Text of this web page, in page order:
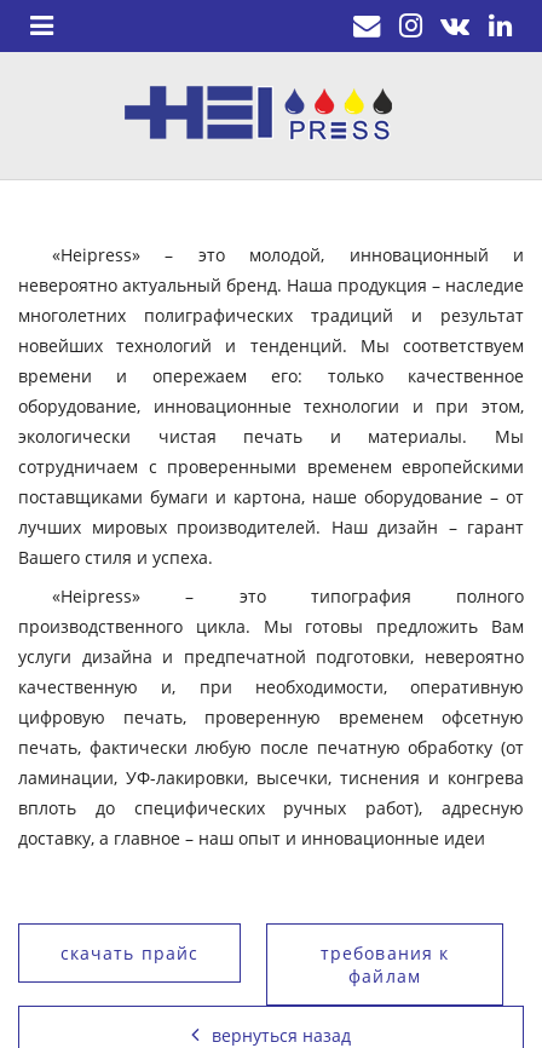
«Heipress» – это молодой, инновационный и
невероятно актуальный бренд. Наша продукция – наследие
многолетних полиграфических традиций и результат
новейших технологий и тенденций. Мы соответствуем
времени и опережаем его: только качественное
оборудование, инновационные технологии и при этом,
экологически чистая печать и материалы. Мы
сотрудничаем с проверенными временем европейскими
поставщиками бумаги и картона, наше оборудование – от
лучших мировых производителей. Наш дизайн – гарант
Вашего стиля и успеха.
«Heipress» – это типография полного
производственного цикла. Мы готовы предложить Вам
услуги дизайна и предпечатной подготовки, невероятно
качественную и, при необходимости, оперативную
цифровую печать, проверенную временем офсетную
печать, фактически любую после печатную обработку (от
ламинации, УФ-лакировки, высечки, тиснения и конгрева
вплоть до специфических ручных работ), адресную
доставку, а главное – наш опыт и инновационные идеи
скачать прайс
требования к
файлам
вернуться назад